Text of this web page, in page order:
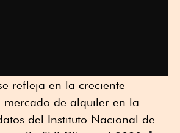
refleja en la creciente
de alquiler en la
del Instituto Nacional de